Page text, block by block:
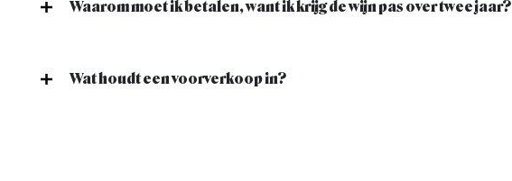
Waarom moet ik betalen, want ik krijg de wijn pas over twee jaar?
Wat houdt een voorverkoop in?